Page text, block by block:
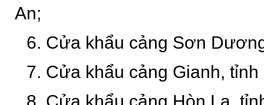
An;
6. Cửa khẩu cảng Sơn
7. Cửa khẩu cảng Gianh, tỉnh